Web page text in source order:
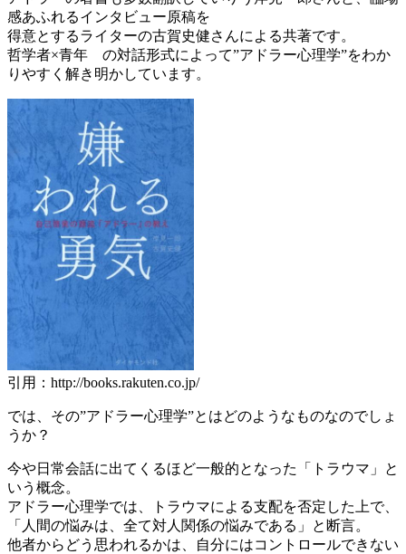
感あふれるインタビュー原稿を
得意とするライターの古賀史健さんによる共著です。
哲学者×青年 の対話形式によって”アドラー心理学”をわか
りやすく解き明かしています。
引用：http://books.rakuten.co.jp/
では、その”アドラー心理学”とはどのようなものなのでしょ
うか？
今や日常会話に出てくるほど一般的となった「トラウマ」と
いう概念。
アドラー心理学では、トラウマによる支配を否定した上で、
「人間の悩みは、全て対人関係の悩みである」と断言。
他者からどう思われるかは、自分にはコントロールできない